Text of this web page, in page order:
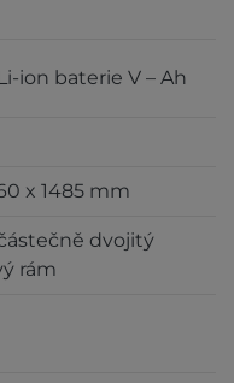
ion baterie V – Ah
x 1485 mm
dvojitý
rám